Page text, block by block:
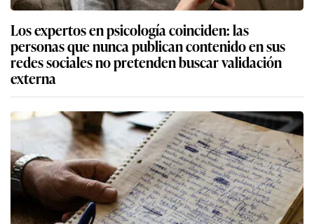
Los expertos en psicología coinciden: las
personas que nunca publican contenido en sus
redes sociales no pretenden buscar validación
externa